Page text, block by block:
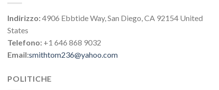
Indirizzo:4906 Ebbtide Way, San Diego, CA 92154 United
States
Telefono: +1 646 868 9032
Email:smithtom236@yahoo.com
POLITICHE